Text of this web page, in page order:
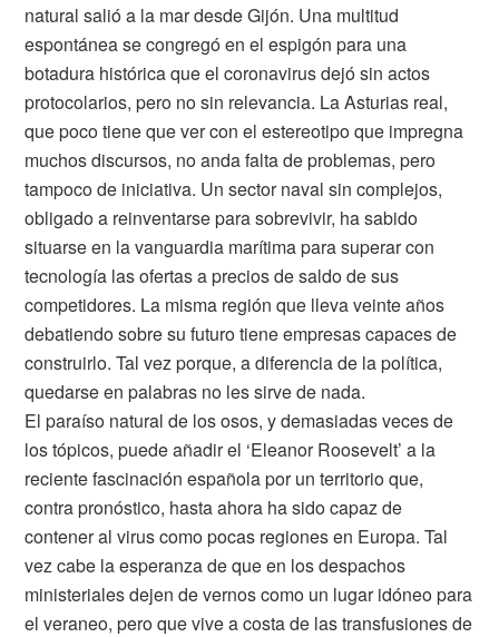
natural salió a la mar desde Gijón. Una multitud
espontánea se congregó en el espigón para una
botadura histórica que el coronavirus dejó sin actos
protocolarios, pero no sin relevancia. La Asturias real,
que poco tiene que ver con el estereotipo que impregna
muchos discursos, no anda falta de problemas, pero
tampoco de iniciativa. Un sector naval sin complejos,
obligado a reinventarse para sobrevivir, ha sabido
situarse en la vanguardia marítima para superar con
tecnología las ofertas a precios de saldo de sus
competidores. La misma región que lleva veinte años
debatiendo sobre su futuro tiene empresas capaces de
construirlo. Tal vez porque, a diferencia de la política,
quedarse en palabras no les sirve de nada.
El paraíso natural de los osos, y demasiadas veces de
los tópicos, puede añadir el ‘Eleanor Roosevelt’ a la
reciente fascinación española por un territorio que,
contra pronóstico, hasta ahora ha sido capaz de
contener al virus como pocas regiones en Europa. Tal
vez cabe la esperanza de que en los despachos
ministeriales dejen de vernos como un lugar idóneo para
el veraneo, pero que vive a costa de las transfusiones de